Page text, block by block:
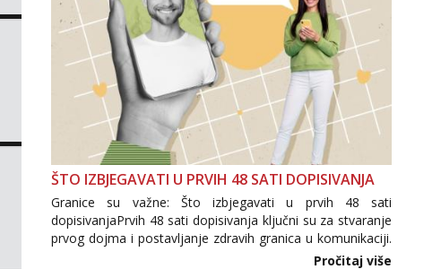
ŠTO IZBJEGAVATI U PRVIH 48 SATI DOPISIVANJA
Granice su važne: Što izbjegavati u prvih 48 sati
dopisivanjaPrvih 48 sati dopisivanja ključni su za stvaranje
prvog dojma i postavljanje zdravih granica u komunikaciji.
Važno je izbjeći prebrzo otkrivanje osobnih ili intimnih
Pročitaj više